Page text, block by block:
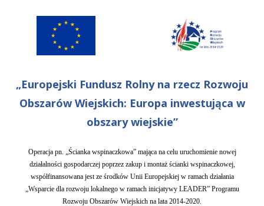
„Europejski Fundusz Rolny na rzecz Rozwoju
Obszarów Wiejskich: Europa inwestująca w
obszary wiejskie”
Operacja pn. „Ścianka wspinaczkowa” mająca na celu uruchomienie nowej
działalności gospodarczej poprzez zakup i montaż ścianki wspinaczkowej,
współfinansowana jest ze środków Unii Europejskiej w ramach działania
„Wsparcie dla rozwoju lokalnego w ramach inicjatywy LEADER” Programu
Rozwoju Obszarów Wiejskich na lata 2014-2020.